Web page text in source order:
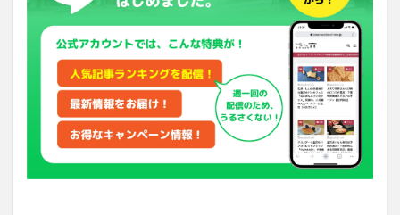
街に
17
年前
にオ
ンし
舗の
2